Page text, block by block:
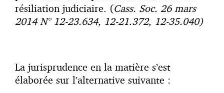
résiliation judiciaire. (Cass. Soc. 26 mars
2014 N° 12-23.634, 12-21.372, 12-35.040)
La jurisprudence en la matière s’est
élaborée sur l’alternative suivante :